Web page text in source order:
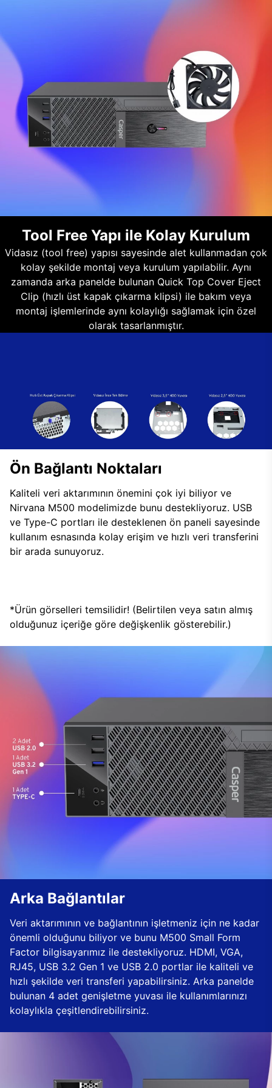
Tool Free Yapı ile Kolay Kurulum
Vidasız (tool free) yapısı sayesinde alet kullanmadan çok
kolay şekilde montaj veya kurulum yapılabilir. Aynı
zamanda arka panelde bulunan Quick Top Cover Eject
Clip (hızlı üst kapak çıkarma klipsi) ile bakım veya
montaj işlemlerinde aynı kolaylığı sağlamak için özel
olarak tasarlanmıştır.
Ön Bağlantı Noktaları
Kaliteli veri aktarımının önemini çok iyi biliyor ve
Nirvana M500 modelimizde bunu destekliyoruz. USB
ve Type-C portları ile desteklenen ön paneli sayesinde
kullanım esnasında kolay erişim ve hızlı veri transferini
bir arada sunuyoruz.
*Ürün görselleri temsilidir! (Belirtilen veya satın almış
olduğunuz içeriğe göre değişkenlik gösterebilir.)
Arka Bağlantılar
Veri aktarımının ve bağlantının işletmeniz için ne kadar
önemli olduğunu biliyor ve bunu M500 Small Form
Factor bilgisayarımız ile destekliyoruz. HDMI, VGA,
RJ45, USB 3.2 Gen 1 ve USB 2.0 portlar ile kaliteli ve
hızlı şekilde veri transferi yapabilirsiniz. Arka panelde
bulunan 4 adet genişletme yuvası ile kullanımlarınızı
kolaylıkla çeşitlendirebilirsiniz.